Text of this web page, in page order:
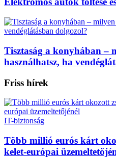
Tisztaság a konyhában –
használhatsz, ha
Friss hírek
IT-biztonság
Több millió eurós kárt
kelet-európai